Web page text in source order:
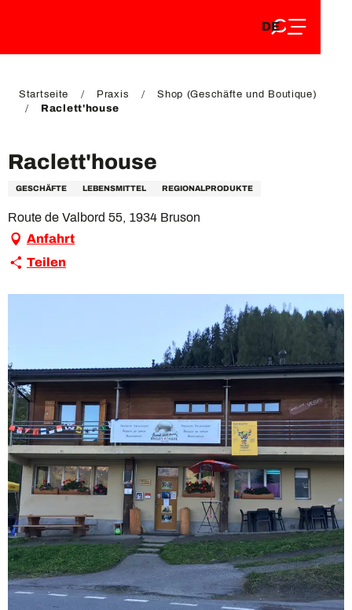
EN
DE
FR
Startseite Praxis
Shop (Geschäfte und Boutique)
Raclett'house
Raclett'house
GESCHÄFTE LEBENSMITTEL REGIONALPRODUKTE
Route de Valbord 55, 1934 Bruson
Anfahrt
Teilen